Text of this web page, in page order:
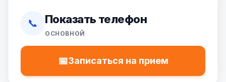
📞 Показать телефон
ОСНОВНОЙ
📅Записаться на прием